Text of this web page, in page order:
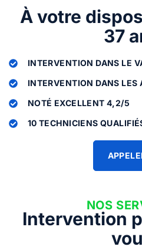
À votre
37
INTERVENTION DANS LE
INTERVENTION DANS
NOTÉ EXCELLENT 4,2/5
10 TECHNICIENS
NOS
Intervention